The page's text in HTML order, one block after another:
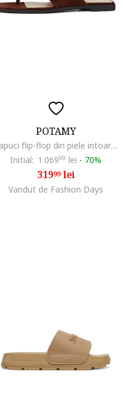
POTAMY
Papuci flip-flop din piele intoarsa cu bareta lata, Maro cognac
Initial: 1.06999 lei - 70%
31999lei
Vandut de Fashion Days